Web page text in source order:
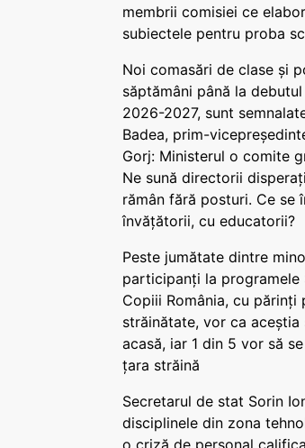
membrii comisiei ce
subiectele pentru proba
Noi comasări de clase și
săptămâni până la
2026-2027, sunt
Badea, prim-
Gorj: Ministerul o comite
Ne sună directorii
rămân fără posturi. Ce se
învățătorii, cu educatorii?
Peste jumătate dintre
participanți la programele
Copiii România, cu părinți
străinătate, vor ca aceștia
acasă, iar 1 din 5 vor să
țara străină
Secretarul de stat Sorin
disciplinele din zona
o criză de personal